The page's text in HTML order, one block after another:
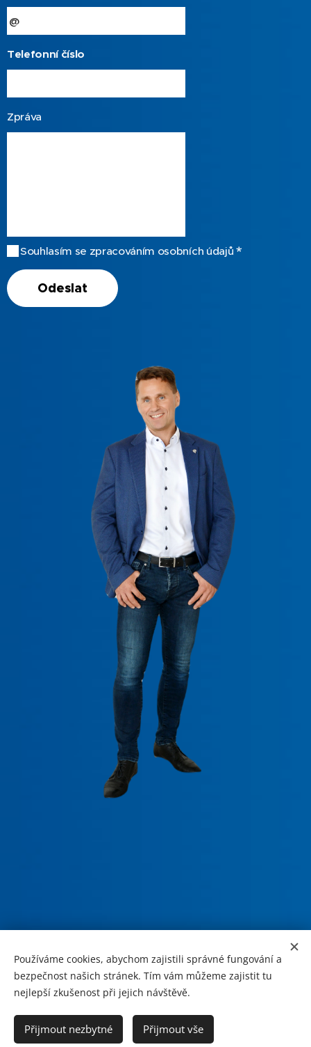
Telefonní číslo
Zpráva
Souhlasím se zpracováním osobních údajů
Odeslat
© 2025 Všechna práva vyhrazena
Používáme cookies, abychom zajistili správné fungování a
bezpečnost našich stránek. Tím vám můžeme zajistit tu
nejlepší zkušenost při jejich návštěvě.
Přijmout nezbytné Přijmout vše